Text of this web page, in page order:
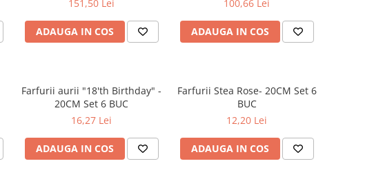
151,50 Lei
ADAUGA IN COS
100,66 Lei
ADAUGA IN COS
Farfurii aurii "18'th Birthday" -
20CM Set 6 BUC
16,27 Lei
ADAUGA IN COS
Farfurii Stea Rose- 20CM Set 6
BUC
12,20 Lei
ADAUGA IN COS